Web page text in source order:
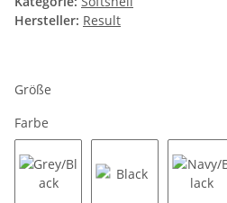
Hersteller: Result
Größe
Farbe